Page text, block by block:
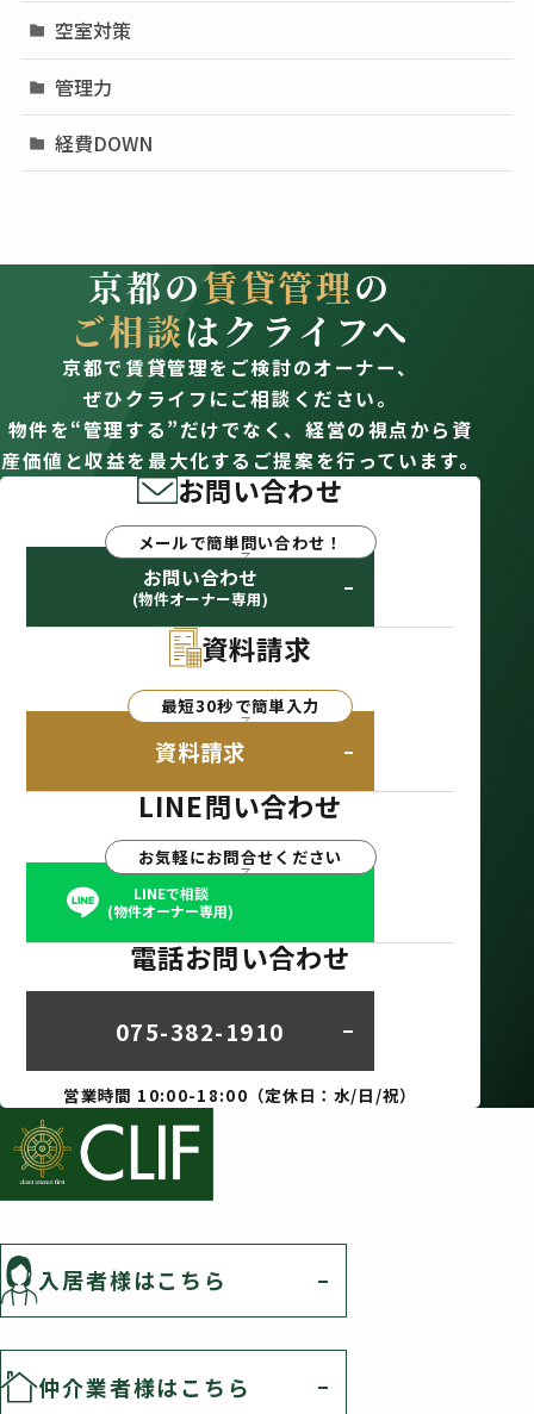
空室対策
管理力
経費DOWN
京都の賃貸管理の
ご相談はクライフへ
京都で賃貸管理をご検討のオーナー、
ぜひクライフにご相談ください。
物件を“管理する”だけでなく、経営の視点から資
産価値と収益を最大化するご提案を行っています。
お問い合わせ
メールで簡単問い合わせ！
お問い合わせ
(物件オーナー専用)
資料請求
最短30秒で簡単入力
資料請求
LINE問い合わせ
お気軽にお問合せください
LINEで相談
(物件オーナー専用)
電話お問い合わせ
075-382-1910
営業時間 10:00-18:00（定休日：水/日/祝）
入居者様はこちら
仲介業者様はこちら